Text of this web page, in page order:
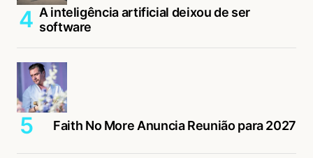
A inteligência artificial deixou de ser
software
Faith No More Anuncia Reunião para 2027